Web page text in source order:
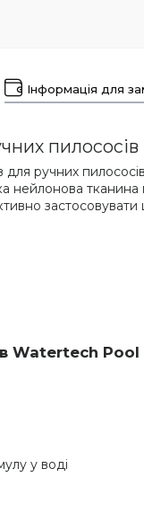
Інформація для
для ручних
нейлонова
Watertech Pool
у воді